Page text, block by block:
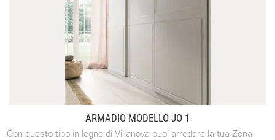
ARMADIO MODELLO JO 1
Con questo tipo in legno di Villanova puoi arredare la tua Zona